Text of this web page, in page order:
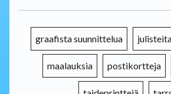
graafista suunnittelua
maalauksia postikortteja